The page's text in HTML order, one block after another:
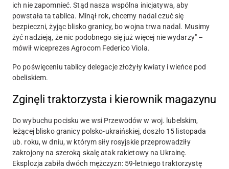
ich nie zapomnieć. Stąd nasza wspólna inicjatywa, aby
powstała ta tablica. Minął rok, chcemy nadal czuć się
bezpieczni, żyjąc blisko granicy, bo wojna trwa nadal. Musimy
żyć nadzieją, że nic podobnego się już więcej nie wydarzy" –
mówił wiceprezes Agrocom Federico Viola.
Po poświęceniu tablicy delegacje złożyły kwiaty i wieńce pod
obeliskiem.
Zginęli traktorzysta i kierownik magazynu
Do wybuchu pocisku we wsi Przewodów w woj. lubelskim,
leżącej blisko granicy polsko-ukraińskiej, doszło 15 listopada
ub. roku, w dniu, w którym siły rosyjskie przeprowadziły
zakrojony na szeroką skalę atak rakietowy na Ukrainę.
Eksplozja zabiła dwóch mężczyzn: 59-letniego traktorzystę